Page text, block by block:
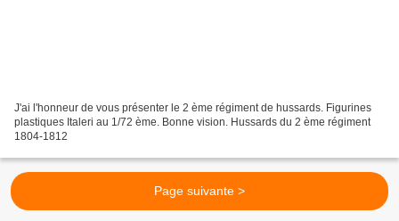
J'ai l'honneur de vous présenter le 2 ème régiment de hussards. Figurines
plastiques Italeri au 1/72 ème. Bonne vision. Hussards du 2 ème régiment
1804-1812
Page suivante >